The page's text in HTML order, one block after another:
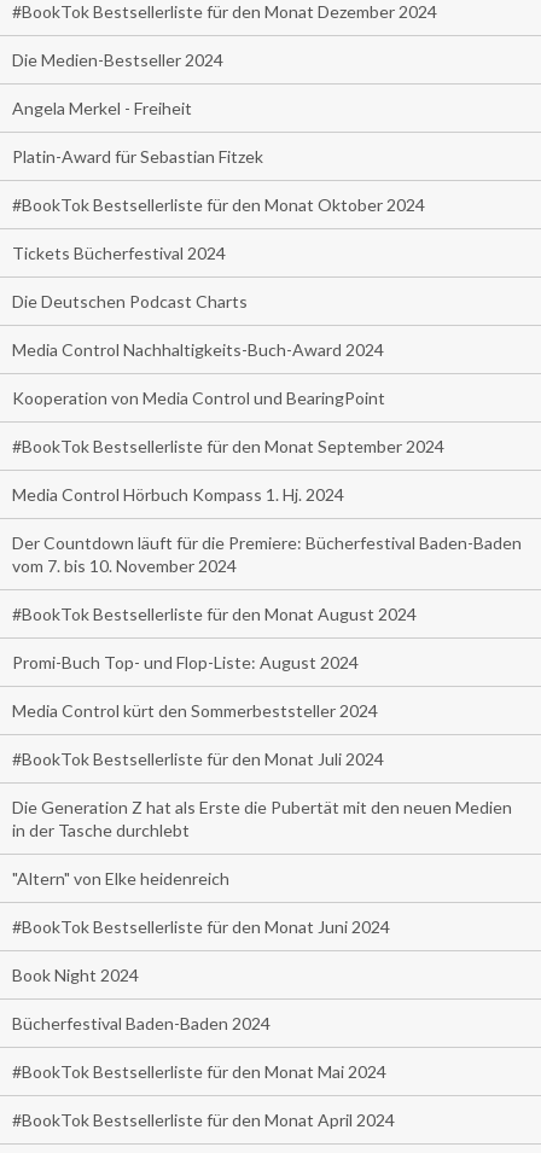
#BookTok Bestsellerliste für den Monat Dezember 2024
Die Medien-Bestseller 2024
Angela Merkel - Freiheit
Platin-Award für Sebastian Fitzek
#BookTok Bestsellerliste für den Monat Oktober 2024
Tickets Bücherfestival 2024
Die Deutschen Podcast Charts
Media Control Nachhaltigkeits-Buch-Award 2024
Kooperation von Media Control und BearingPoint
#BookTok Bestsellerliste für den Monat September 2024
Media Control Hörbuch Kompass 1. Hj. 2024
Der Countdown läuft für die Premiere: Bücherfestival Baden-Baden
vom 7. bis 10. November 2024
#BookTok Bestsellerliste für den Monat August 2024
Promi-Buch Top- und Flop-Liste: August 2024
Media Control kürt den Sommerbeststeller 2024
#BookTok Bestsellerliste für den Monat Juli 2024
Die Generation Z hat als Erste die Pubertät mit den neuen Medien
in der Tasche durchlebt
"Altern" von Elke heidenreich
#BookTok Bestsellerliste für den Monat Juni 2024
Book Night 2024
Bücherfestival Baden-Baden 2024
#BookTok Bestsellerliste für den Monat Mai 2024
#BookTok Bestsellerliste für den Monat April 2024